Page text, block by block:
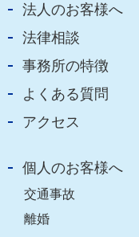
法人のお客様へ
法律相談
事務所の特徴
よくある質問
アクセス
個人のお客様へ
交通事故
離婚